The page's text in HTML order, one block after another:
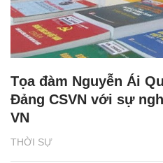
THỜI SỰ
Tọa đàm Nguyễn Ái
Đảng CSVN với sự
VN